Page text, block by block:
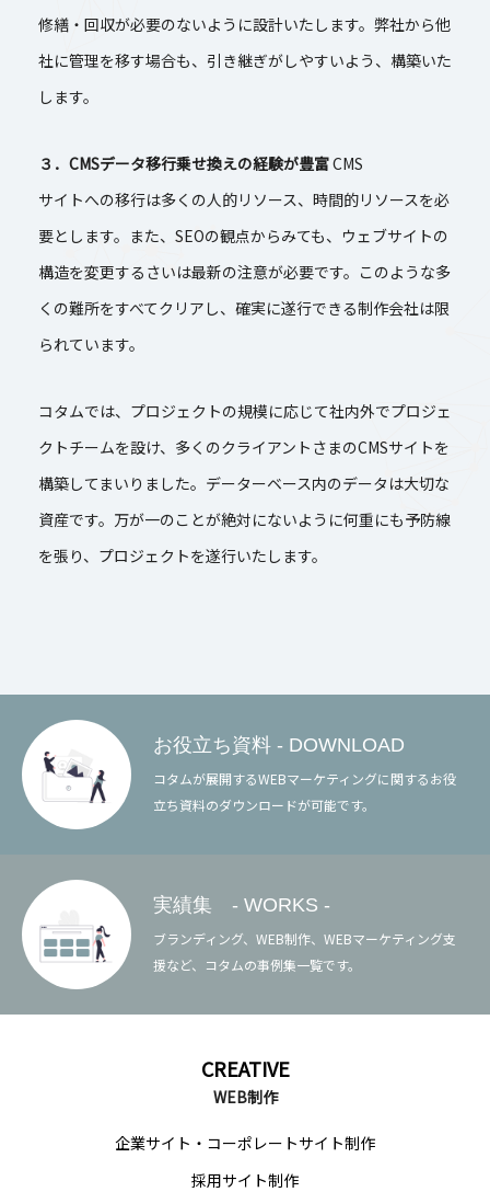
修繕・回収が必要のないように設計いたします。弊社から他
社に管理を移す場合も、引き継ぎがしやすいよう、構築いた
します。
３．CMSデータ移行乗せ換えの経験が豊富CMS
サイトへの移行は多くの人的リソース、時間的リソースを必
要とします。また、SEOの観点からみても、ウェブサイトの
構造を変更するさいは最新の注意が必要です。このような多
くの難所をすべてクリアし、確実に遂行できる制作会社は限
られています。
コタムでは、プロジェクトの規模に応じて社内外でプロジェ
クトチームを設け、多くのクライアントさまのCMSサイトを
構築してまいりました。データーベース内のデータは大切な
資産です。万が一のことが絶対にないように何重にも予防線
を張り、プロジェクトを遂行いたします。
お役立ち資料 - DOWNLOAD
コタムが展開するWEBマーケティングに関するお役
立ち資料のダウンロードが可能です。
実績集 - WORKS -
ブランディング、WEB制作、WEBマーケティング支
援など、コタムの事例集一覧です。
CREATIVE
WEB制作
企業サイト・コーポレートサイト制作
採用サイト制作